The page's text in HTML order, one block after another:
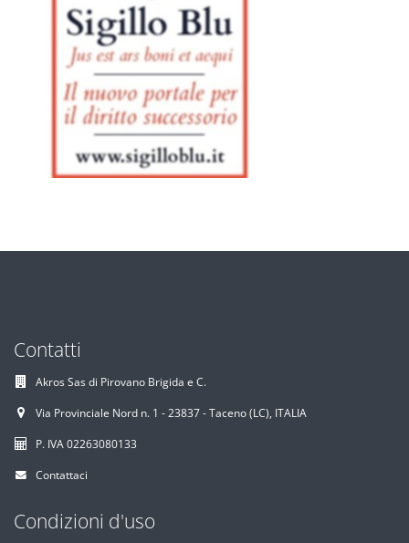
Contatti
Akros Sas di Pirovano Brigida e C.
Via Provinciale Nord n. 1 - 23837 - Taceno (LC), ITALIA
P. IVA 02263080133
Contattaci
Condizioni d'uso